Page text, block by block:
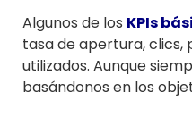
Algunos de los KPIs
tasa de apertura, clics,
utilizados. Aunque
basándonos en los